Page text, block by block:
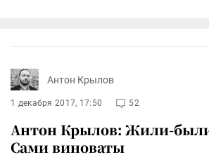
Антон Крылов
1 декабря 2017, 17:50 52
Антон Крылов: Жили-
Сами виноваты